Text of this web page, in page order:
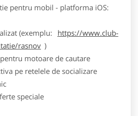
pentru mobil - platforma iOS:
(exemplu:
https://www.club-
rasnov )
motoare de cautare
pe retelele de socializare
speciale